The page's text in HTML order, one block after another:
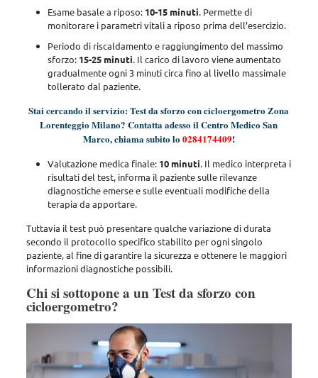
Esame basale a riposo: 10-15 minuti. Permette di
monitorare i parametri vitali a riposo prima dell’esercizio.
Periodo di riscaldamento e raggiungimento del massimo
sforzo: 15-25 minuti. Il carico di lavoro viene aumentato
gradualmente ogni 3 minuti circa fino al livello massimale
tollerato dal paziente.
Stai cercando il servizio: Test da sforzo con cicloergometro Zona
Lorenteggio Milano? Contatta adesso il Centro Medico San
Marco, chiama subito lo0284174409!
Valutazione medica finale: 10 minuti. Il medico interpreta i
risultati del test, informa il paziente sulle rilevanze
diagnostiche emerse e sulle eventuali modifiche della
terapia da apportare.
Tuttavia il test può presentare qualche variazione di durata
secondo il protocollo specifico stabilito per ogni singolo
paziente, al fine di garantire la sicurezza e ottenere le maggiori
informazioni diagnostiche possibili.
Chi si sottopone a un Test da sforzo con
cicloergometro?